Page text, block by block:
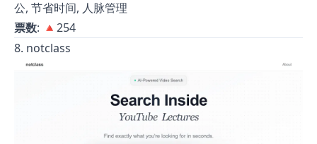
公, 节省时间, 人脉管理
票数: 🔺254
8. notclass